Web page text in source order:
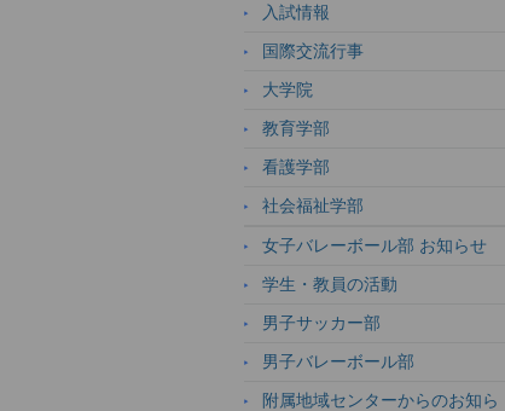
入試情報
国際交流行事
大学院
教育学部
看護学部
社会福祉学部
女子バレーボール部 お知らせ
学生・教員の活動
男子サッカー部
男子バレーボール部
附属地域センターからのお知ら